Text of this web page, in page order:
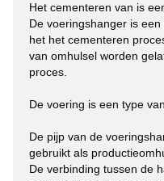
Het cementeren van is
De voeringshanger is
het het cementeren
van omhulsel worden
proces.
De voering is een type
De pijp van de
gebruikt als
De verbinding tussen de